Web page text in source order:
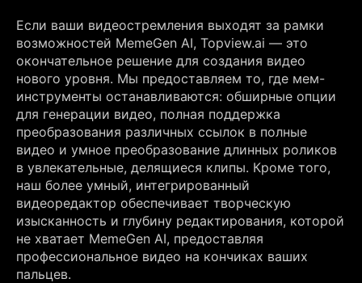
Если ваши видеостремления выходят за рамки
возможностей MemeGen AI, Topview.ai — это
окончательное решение для создания видео
нового уровня. Мы предоставляем то, где мем-
инструменты останавливаются: обширные опции
для генерации видео, полная поддержка
преобразования различных ссылок в полные
видео и умное преобразование длинных роликов
в увлекательные, делящиеся клипы. Кроме того,
наш более умный, интегрированный
видеоредактор обеспечивает творческую
изысканность и глубину редактирования, которой
не хватает MemeGen AI, предоставляя
профессиональное видео на кончиках ваших
пальцев.